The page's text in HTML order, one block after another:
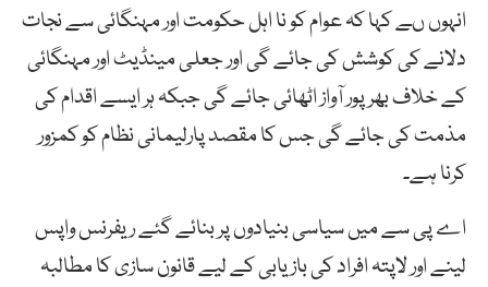
انہوں ںے کہا کہ عوام کو نا اہل حکومت اور مہنگائی سے نجات
دلانے کی کوشش کی جائے گی اور جعلی مینڈیٹ اور مہنگائی
کے خلاف بھرپور آواز اٹھائی جائے گی جبکہ ہر ایسے اقدام کی
مذمت کی جائے گی جس کا مقصد پارلیمانی نظام کو کمزور
کرنا ہے۔
اے پی سے میں سیاسی بنیادوں پر بنائے گئے ریفرنس واپس
لینے اور لاپتہ افراد کی بازیابی کے لیے قانون سازی کا مطالبہ